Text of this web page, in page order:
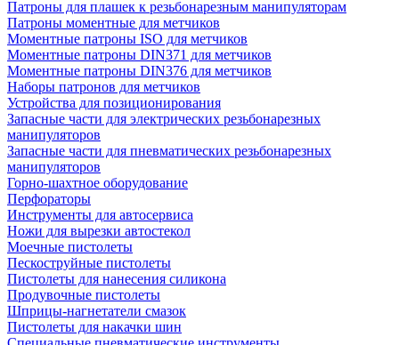
Патроны для плашек к резьбонарезным манипуляторам
Патроны моментные для метчиков
Моментные патроны ISO для метчиков
Моментные патроны DIN371 для метчиков
Моментные патроны DIN376 для метчиков
Наборы патронов для метчиков
Устройства для позиционирования
Запасные части для электрических резьбонарезных
манипуляторов
Запасные части для пневматических резьбонарезных
манипуляторов
Горно-шахтное оборудование
Перфораторы
Инструменты для автосервиса
Ножи для вырезки автостекол
Моечные пистолеты
Пескоструйные пистолеты
Пистолеты для нанесения силикона
Продувочные пистолеты
Шприцы-нагнетатели смазок
Пистолеты для накачки шин